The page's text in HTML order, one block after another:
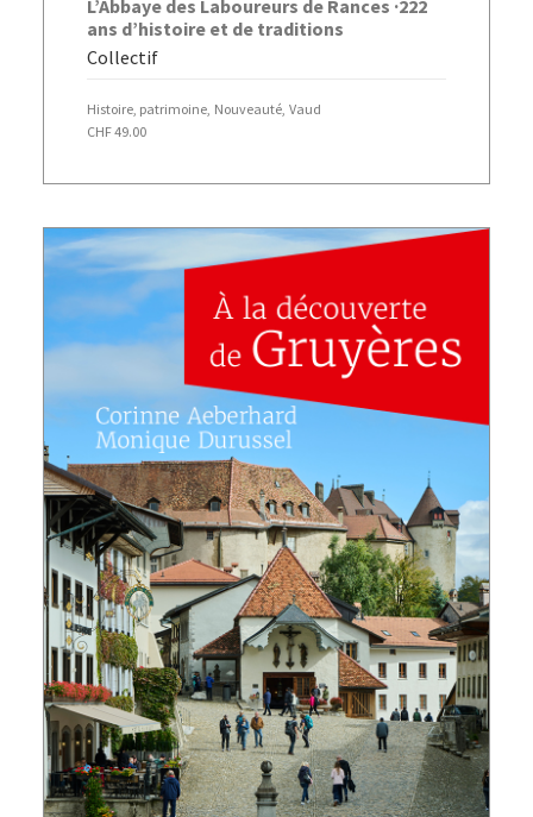
L’Abbaye des Laboureurs de Rances ·222
ans d’histoire et de traditions
Collectif
Histoire, patrimoine Nouveauté Vaud
CHF49.00